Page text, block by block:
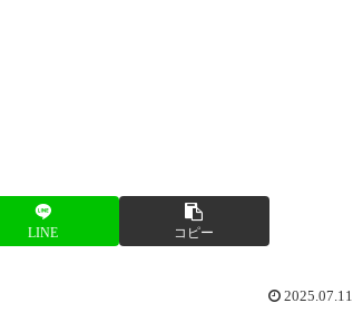
LINE コピー
2025.07.11